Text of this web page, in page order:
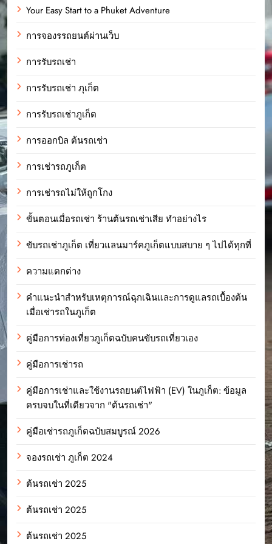
Your Easy Start to a Phuket Adventure
การจองรรถยนต์ผ่านเว็บ
การรับรถเช่า
การรับรถเช่า ภุเก็ต
การรับรถเช่าภูเก็ต
การออกบิล ต้นรถเช่า
การเช่ารถภูเก็ต
การเช่ารถไม่ให้ถูกโกง
ขั้นตอนเมื่อรถเช่า ร้านต้นรถเช่าเสีย ทำอย่างไร
ขับรถเช่าภูเก็ต เที่ยวแลนมาร์คภูเก็ตแบบสบาย ๆ ไปได้ทุกที่
ความแตกต่าง
คำแนะนำสำหรับเหตุการณ์ฉุกเฉินและการดูแลรถเบื้องต้น
เมื่อเช่ารถในภูเก็ต
คู่มือการท่องเที่ยวภูเก็ตฉบับคนขับรถเที่ยวเอง
คู่มือการเช่ารถ
คู่มือการเช่าและใช้งานรถยนต์ไฟฟ้า (EV) ในภูเก็ต: ข้อมูล
ครบจบในที่เดียวจาก "ต้นรถเช่า"
คู่มือเช่ารถภูเก็ตฉบับสมบูรณ์ 2026
จองรถเช่า ภูเก็ต 2024
ต้นรถเช่า 2025
ต้นรถเช่า 2025
ต้นรถเช่า 2025